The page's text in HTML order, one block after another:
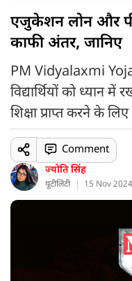
एजुकेशन लोन और
काफी अंतर, जानिए
PM Vidyalaxmi
विद्यार्थियों को ध्यान
शिक्षा प्राप्त करने के
ज्योति सिंह
यूटीलिटी 15 Nov 2024
Comment